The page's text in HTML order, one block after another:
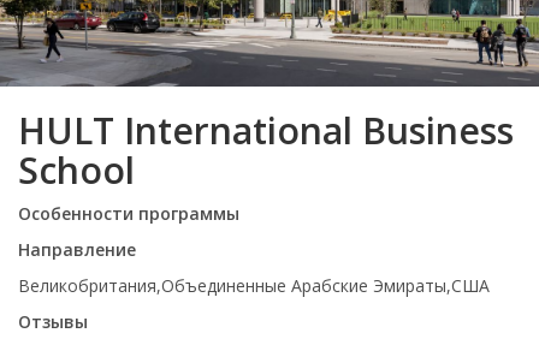
HULT International Business
School
Особенности программы
Направление
Великобритания,Объединенные Арабские Эмираты,США
Отзывы